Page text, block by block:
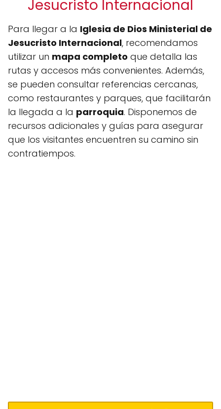
Jesucristo Internacional
Para llegar a la Iglesia de Dios Ministerial de
Jesucristo Internacional, recomendamos
utilizar un mapa completo que detalla las
rutas y accesos más convenientes. Además,
se pueden consultar referencias cercanas,
como restaurantes y parques, que facilitarán
la llegada a la parroquia. Disponemos de
recursos adicionales y guías para asegurar
que los visitantes encuentren su camino sin
contratiempos.